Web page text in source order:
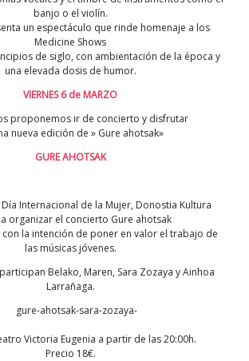
banjo o el violín.
un espectáculo que rinde homenaje a los
Medicine Shows
de siglo, con ambientación de la época y
una elevada dosis de humor.
VIERNES 6 de MARZO
proponemos ir de concierto y disfrutar
nueva edición de » Gure ahotsak»
GURE AHOTSAK
Internacional de la Mujer, Donostia Kultura
organizar el concierto Gure ahotsak
con la intención de poner en valor el trabajo de
las músicas jóvenes.
Belako, Maren, Sara Zozaya y Ainhoa
Larrañaga.
Victoria Eugenia a partir de las 20:00h.
Precio 18€.